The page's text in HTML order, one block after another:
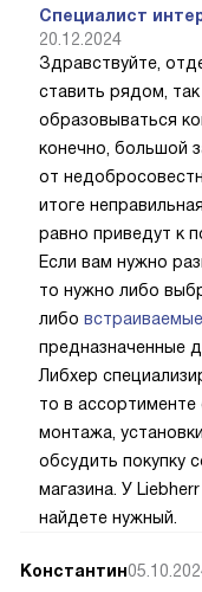
Специалист
20.12.2024
Здравствуйте,
ставить рядом,
образовываться
конечно, большой
от
итоге
равно приведут к
Если вам нужно
то нужно либо
либо
предназначенные
Либхер
то в
монтажа,
обсудить покупку
магазина. У
найдете нужный.
Константин